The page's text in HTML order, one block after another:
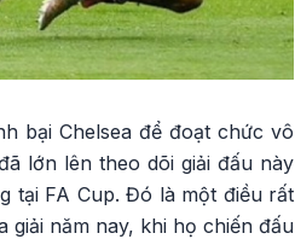
bại Chelsea để đoạt chức vô
lớn lên theo dõi giải đấu này
tại FA Cup. Đó là một điều rất
giải năm nay, khi họ chiến đấu